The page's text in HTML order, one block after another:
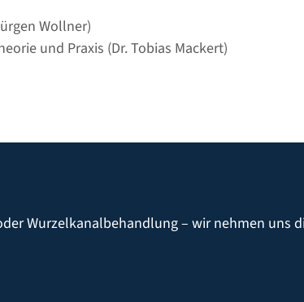
Wollner)
und Praxis (Dr. Tobias Mackert)
Wurzelkanalbehandlung – wir nehmen uns